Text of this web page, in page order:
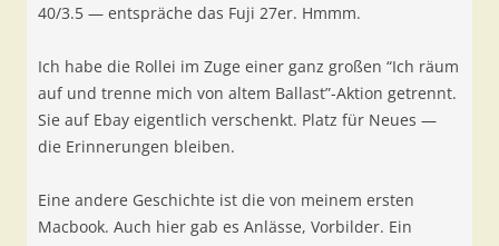
40/3.5 — entspräche das Fuji 27er. Hmmm.
Ich habe die Rollei im Zuge einer ganz großen “Ich räum
auf und trenne mich von altem Ballast”-Aktion getrennt.
Sie auf Ebay eigentlich verschenkt. Platz für Neues —
die Erinnerungen bleiben.
Eine andere Geschichte ist die von meinem ersten
Macbook. Auch hier gab es Anlässe, Vorbilder. Ein